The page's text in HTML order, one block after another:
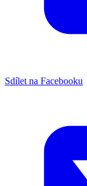
Sdílet na Facebooku